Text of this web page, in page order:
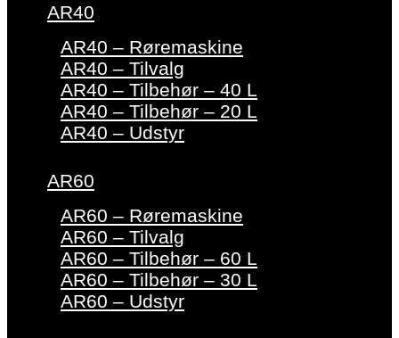
AR40
AR40 – Røremaskine
AR40 – Tilvalg
AR40 – Tilbehør – 40 L
AR40 – Tilbehør – 20 L
AR40 – Udstyr
AR60
AR60 – Røremaskine
AR60 – Tilvalg
AR60 – Tilbehør – 60 L
AR60 – Tilbehør – 30 L
AR60 – Udstyr